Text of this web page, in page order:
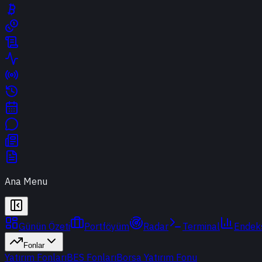
Ana Menu
Günün Özeti Portföyüm Radar Terminal
Fonlar
Yatırım FonlarıBES FonlarıBorsa Yatırım Fonu